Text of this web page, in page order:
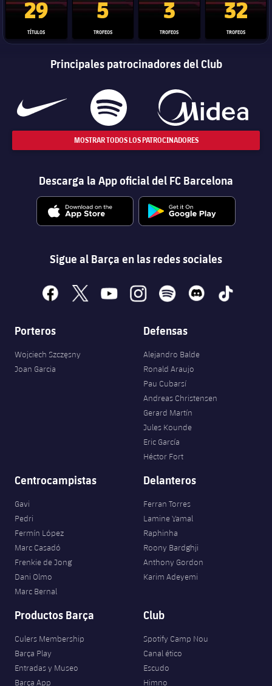
29
TÍTULOS
5
TROFEOS
3
TROFEOS
32
TROFEOS
Principales patrocinadores del Club
MOSTRAR TODOS LOS PATROCINADORES
Descarga la App oficial del FC Barcelona
Sigue al Barça en las redes sociales
facebook
x youtubeinstagramspotify discord tiktok
Porteros
Wojciech Szczęsny
Joan Garcia
Defensas
Alejandro Balde
Ronald Araujo
Pau Cubarsí
Andreas Christensen
Gerard Martín
Jules Kounde
Eric García
Héctor Fort
Centrocampistas
Gavi
Pedri
Fermín López
Marc Casadó
Frenkie de Jong
Dani Olmo
Marc Bernal
Delanteros
Ferran Torres
Lamine Yamal
Raphinha
Roony Bardghji
Anthony Gordon
Karim Adeyemi
Productos Barça
Culers Membership
Barça Play
Entradas y Museo
Barça App
Club
Spotify Camp Nou
Canal ético
Escudo
Himno